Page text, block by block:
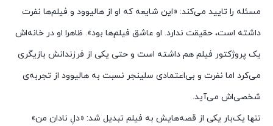
مسئله را تایید می‌کند: «این شایعه که او از هالیوود و فیلم‌ها نفرت
داشته است، حقیقت ندارد. او عاشق فیلم‌ها بود». ظاهرا او در خانه‌اش
یک پروژکتور فیلم هم داشته است و حتی یکی از فرزندانش بازیگری
می‌کرد اما نفرت و بی‌اعتمادی سلینجر نسبت به هالیوود از تجربه‌ی
شخصی‌اش می‌آید.
تنها یک‌بار یکی از قصه‌هایش به فیلم تبدیل شد: «دلِ نادان من»